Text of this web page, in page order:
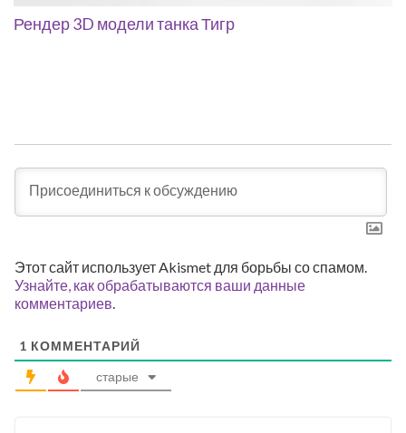
Рендер 3D модели танка Тигр
Этот сайт использует Akismet для борьбы со спамом.
Узнайте, как обрабатываются ваши данные
комментариев.
1 КОММЕНТАРИЙ
старые